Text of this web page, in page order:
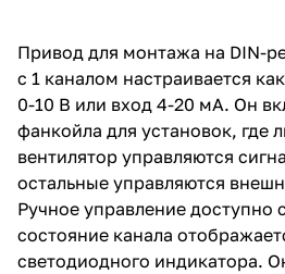
Привод для монтажа на DIN-
с 1 каналом настраивается
0-10 В или вход 4-20 мА. Он
фанкойла для установок, где
вентилятор управляются
остальные управляются
Ручное управление
состояние канала
светодиодного индикатора.